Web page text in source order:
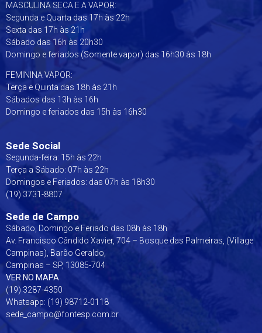
MASCULINA SECA E A VAPOR:
Segunda e Quarta das 17h às 22h
Sexta das 17h às 21h
Sábado das 16h às 20h30
Domingo e feriados (Somente vapor) das 16h30 às 18h
FEMININA VAPOR:
Terça e Quinta das 18h às 21h
Sábados das 13h às 16h
Domingo e feriados das 15h às 16h30
Sede Social
Segunda-feira: 15h às 22h
Terça a Sábado: 07h às 22h
Domingos e Feriados: das 07h às 18h30
(19) 3731-8807
Sede de Campo
Sábado, Domingo e Feriado das 08h às 18h
Av. Francisco Cândido Xavier, 704 – Bosque das Palmeiras, (Village
Campinas), Barão Geraldo,
Campinas – SP, 13085-704
VER NO MAPA
(19) 3287-4350
Whatsapp: (19) 98712-0118
sede_campo@fontesp.com.br